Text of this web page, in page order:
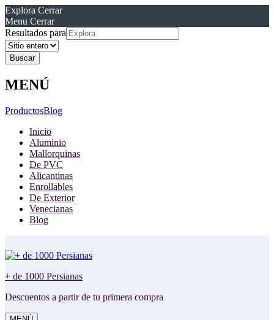
Explora Cerrar
Menu Cerrar
Resultados para
MENÚ
ProductosBlog
Inicio
Aluminio
Mallorquinas
De PVC
Alicantinas
Enrollables
De Exterior
Venecianas
Blog
+ de 1000 Persianas
Descuentos a partir de tu primera compra